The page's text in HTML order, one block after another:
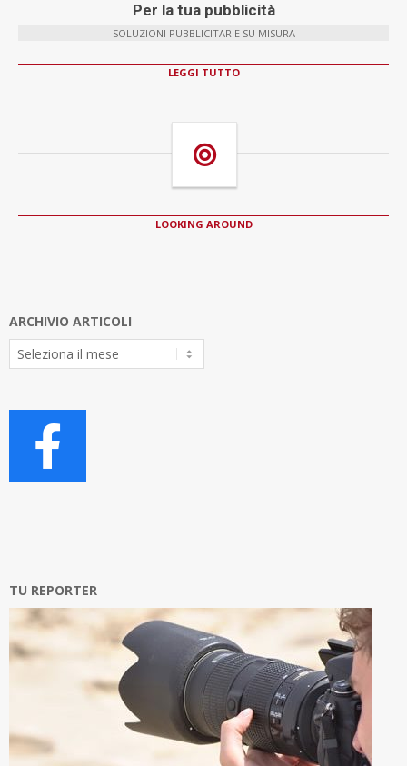
Per la tua pubblicità
SOLUZIONI PUBBLICITARIE SU MISURA
LEGGI TUTTO
LOOKING AROUND
ARCHIVIO ARTICOLI
Archivio
Articoli
TU REPORTER